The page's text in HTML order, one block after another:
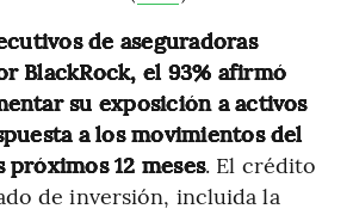
de aseguradoras
BlackRock, el 93% afirmó
su exposición a activos
a los movimientos del
12 meses. El crédito
de inversión, incluida la